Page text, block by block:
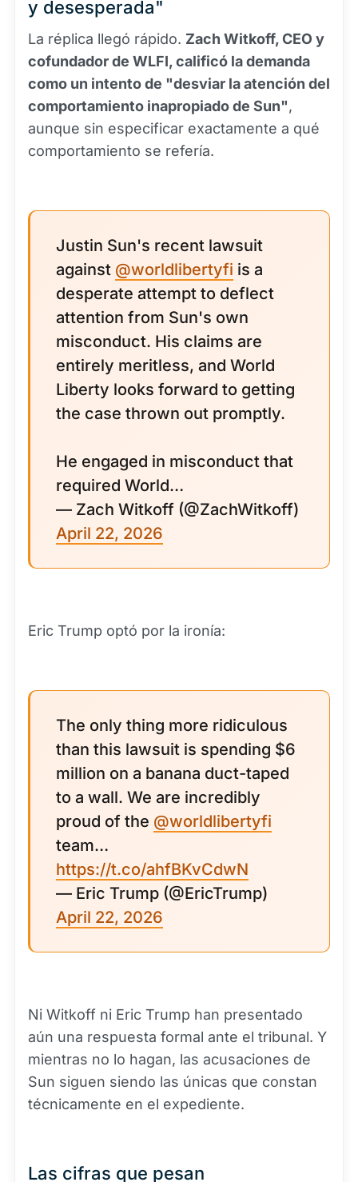
y desesperada"
La réplica llegó rápido. Zach Witkoff, CEO y
cofundador de WLFI, calificó la demanda
como un intento de "desviar la atención del
comportamiento inapropiado de Sun",
aunque sin especificar exactamente a qué
comportamiento se refería.
Justin Sun's recent lawsuit
against @worldlibertyfi is a
desperate attempt to deflect
attention from Sun's own
misconduct. His claims are
entirely meritless, and World
Liberty looks forward to getting
the case thrown out promptly.
He engaged in misconduct that
required World…
— Zach Witkoff (@ZachWitkoff)
April 22, 2026
Eric Trump optó por la ironía:
The only thing more ridiculous
than this lawsuit is spending $6
million on a banana duct-taped
to a wall. We are incredibly
proud of the @worldlibertyfi
team…
https://t.co/ahfBKvCdwN
— Eric Trump (@EricTrump)
April 22, 2026
Ni Witkoff ni Eric Trump han presentado
aún una respuesta formal ante el tribunal. Y
mientras no lo hagan, las acusaciones de
Sun siguen siendo las únicas que constan
técnicamente en el expediente.
Las cifras que pesan